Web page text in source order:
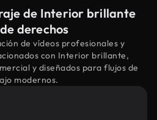
de Interior brillante
derechos
de vídeos profesionales y
con Interior brillante,
y diseñados para flujos de
modernos.